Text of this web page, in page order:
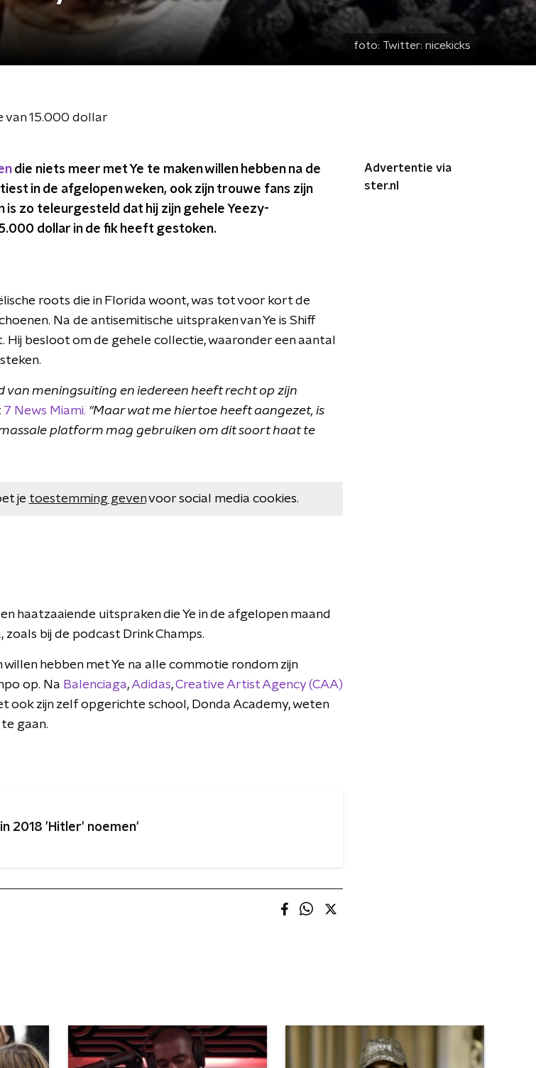
foto: Twitter: nicekicks
van 15.000 dollar
die niets meer met Ye te maken willen hebben na de
in de afgelopen weken, ook zijn trouwe fans zijn
zo teleurgesteld dat hij zijn gehele Yeezy-
dollar in de fik heeft gestoken.
roots die in Florida woont, was tot voor kort de
Na de antisemitische uitspraken van Ye is Shiff
besloot om de gehele collectie, waaronder een aantal
van meningsuiting en iedereen heeft recht op zijn
7 News Miami. "Maar wat me hiertoe heeft aangezet, is
platform mag gebruiken om dit soort haat te
je toestemming gevenvoor social media cookies.
haatzaaiende uitspraken die Ye in de afgelopen maand
zoals bij de podcast Drink Champs.
hebben met Ye na alle commotie rondom zijn
op. Na Balenciaga,Adidas,Creative Artist Agency (CAA)
ook zijn zelf opgerichte school, Donda Academy, weten
gaan.
2018 'Hitler' noemen'
Advertentie via
ster.nl